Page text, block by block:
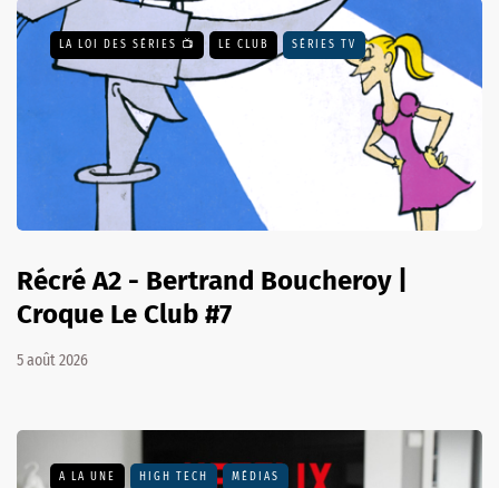
LA LOI DES SÉRIES 📺 LE CLUB SÉRIES TV
Récré A2 - Bertrand Boucheroy |
Croque Le Club #7
5 août 2026
A LA UNE HIGH TECH MÉDIAS